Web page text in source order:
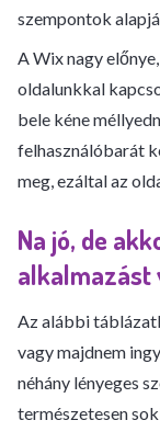
szempontok
A Wix nagy
oldalunkkal
bele kéne
felhasználóbarát
meg, ezáltal az
Na jó, de
alkalmazást
Az alábbi
vagy majdnem
néhány lényeges
természetesen